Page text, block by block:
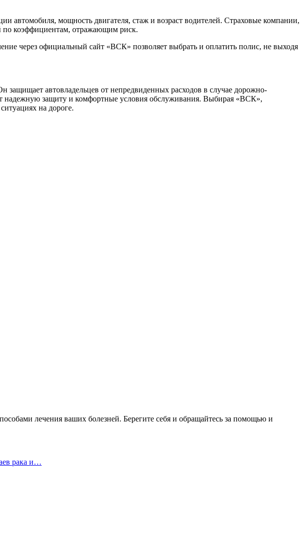
автомобиля, мощность двигателя, стаж и возраст водителей. Страховые компании,
по коэффициентам, отражающим риск.
через официальный сайт «ВСК» позволяет выбрать и оплатить полис, не выходя
автовладельцев от непредвиденных расходов в случае дорожно-
надежную защиту и комфортные условия обслуживания. Выбирая «ВСК»,
на дороге.
лечения ваших болезней. Берегите себя и обращайтесь за помощью и
рака и…